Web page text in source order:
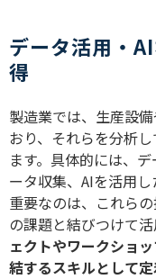
データ活用・
得
製造業では、生産設
おり、それらを分析
ます。具体的には、デ
ータ収集、 AIを活用し
重要なのは、これら
の課題と結びつけて活
ェクトやワークショッ
結するスキルとして定